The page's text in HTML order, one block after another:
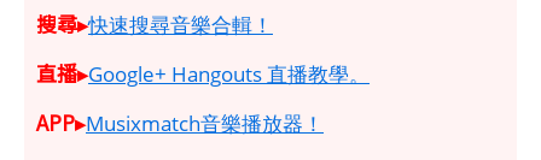
搜尋▸快速搜尋音樂合輯！
直播▸Google+ Hangouts 直播教學。
APP▸Musixmatch音樂播放器！